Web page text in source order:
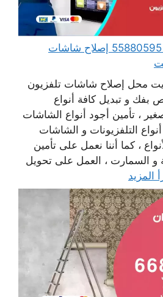
فني تصليح تلفزيونات 55880595 إصلاح شاشات
محل إصلاح شاشات تلفزيون
بفك و تبديل كافة أنواع
، تأمين أجود أنواع الشاشات
التلفزيونات و الشاشات
، كما أننا نعمل على تأمين
و السمارت ، العمل على تحويل
المزيد